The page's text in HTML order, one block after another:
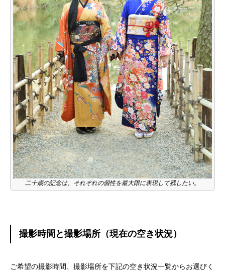
二十歳の記念は、それぞれの個性を最大限に表現して残したい。
撮影時間と撮影場所（現在の空き状況）
ご希望の撮影時間、撮影場所を下記の空き状況一覧からお選びく